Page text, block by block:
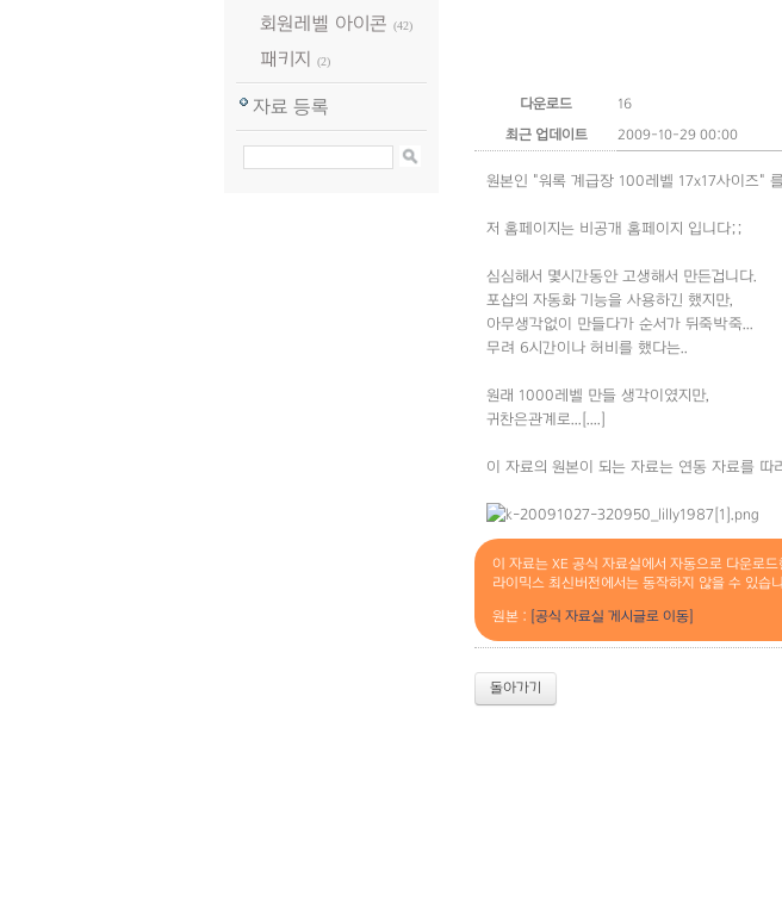
회원레벨 아이콘 (42)
패키지 (2)
자료 등록 다운로드
16
최근 업데이트
2009-10-29 00:00
원본인 "워록 계급장 100레벨 17x17사이즈"
저 홈페이지는 비공개 홈페이지 입니다;;
심심해서 몇시간동안 고생해서 만든겁니다.
포샵의 자동화 기능을 사용하긴 했지만,
아무생각없이 만들다가 순서가 뒤죽박죽...
무려 6시간이나 허비를 했다는..
원래 1000레벨 만들 생각이였지만,
귀찬은관계로...[....]
이 자료의 원본이 되는 자료는 연동 자료를 따
이 자료는 XE 공식 자료실에서 자동으로 다운로
라이믹스 최신버전에서는 동작하지 않을 수 있습
원본 : [공식 자료실 게시글로 이동]
돌아가기